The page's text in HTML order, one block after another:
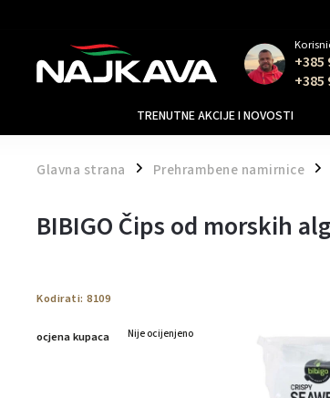
+385
+385
TRENUTNE AKCIJE I NOVOSTI
Glavna strana / Prehrambene namirnice /
BIBIGO Čips od morskih
Kodirati: 8109
ocjena kupaca Nije ocijenjeno